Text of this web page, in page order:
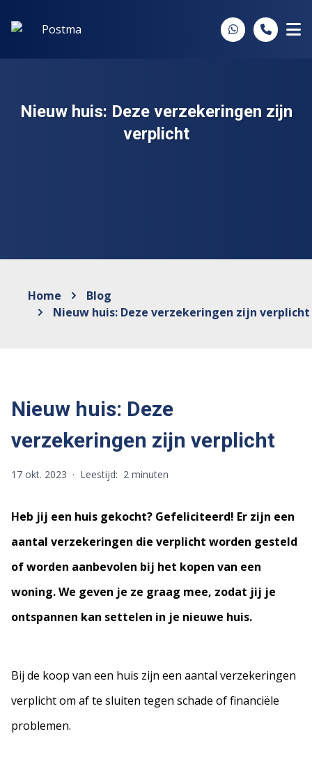
Nieuw huis: Deze verzekeringen zijn
verplicht
Home
Blog
Nieuw huis: Deze verzekeringen zijn verplicht
Nieuw huis: Deze
verzekeringen zijn verplicht
17 okt. 2023 · Leestijd: 2 minuten
Heb jij een huis gekocht? Gefeliciteerd! Er zijn een
aantal verzekeringen die verplicht worden gesteld
of worden aanbevolen bij het kopen van een
woning. We geven je ze graag mee, zodat jij je
ontspannen kan settelen in je nieuwe huis.
Bij de koop van een huis zijn een aantal verzekeringen
verplicht om af te sluiten tegen schade of financiële
problemen.